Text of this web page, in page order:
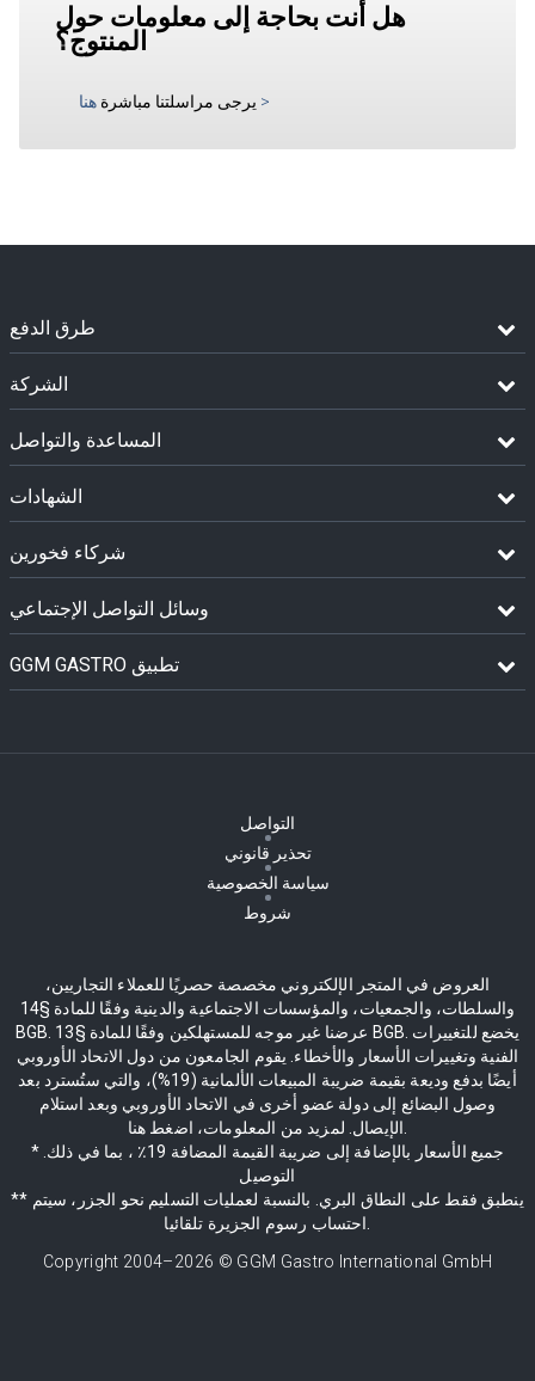
هل أنت بحاجة إلى معلومات حول
المنتوج؟
يرجى مراسلتنا مباشرة هنا >
طرق الدفع
الشركة
المساعدة والتواصل
الشهادات
شركاء فخورين
وسائل التواصل الإجتماعي
GGM GASTRO تطبيق
التواصل
تحذير قانوني
سياسة الخصوصية
شروط
العروض في المتجر الإلكتروني مخصصة حصريًا للعملاء التجاريين،
والسلطات، والجمعيات، والمؤسسات الاجتماعية والدينية وفقًا للمادة §14
BGB. عرضنا غير موجه للمستهلكين وفقًا للمادة §13 BGB. يخضع للتغييرات
الفنية وتغييرات الأسعار والأخطاء. يقوم الجامعون من دول الاتحاد الأوروبي
أيضًا بدفع وديعة بقيمة ضريبة المبيعات الألمانية (19%)، والتي ستُسترد بعد
وصول البضائع إلى دولة عضو أخرى في الاتحاد الأوروبي وبعد استلام
* جميع الأسعار بالإضافة إلى ضريبة القيمة المضافة 19٪ ، بما في ذلك.
التوصيل
** ينطبق فقط على النطاق البري. بالنسبة لعمليات التسليم نحو الجزر، سيتم
Copyright 2004–2026 © GGM Gastro International GmbH